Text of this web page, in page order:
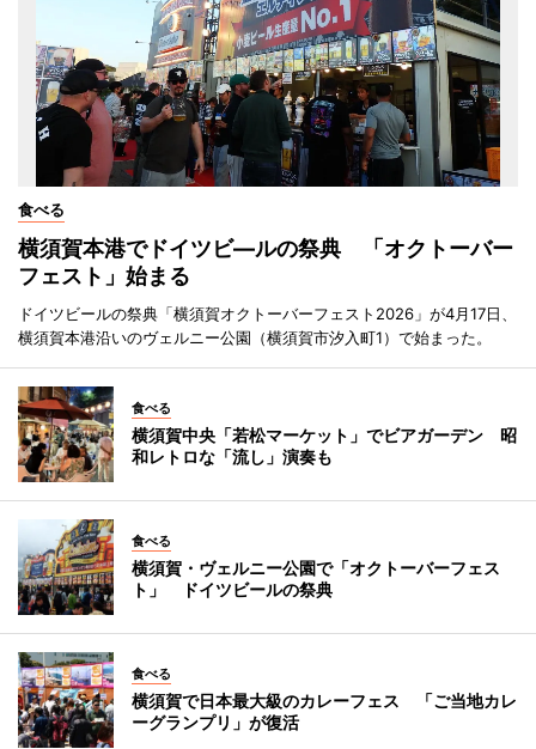
食べる
横須賀本港でドイツビ―ルの祭典 「オクトーバー
フェスト」始まる
ドイツビールの祭典「横須賀オクトーバーフェスト2026」が4月17日、
横須賀本港沿いのヴェルニー公園（横須賀市汐入町1）で始まった。
食べる
横須賀中央「若松マーケット」でビアガーデン 昭
和レトロな「流し」演奏も
食べる
横須賀・ヴェルニー公園で「オクトーバーフェス
ト」 ドイツビールの祭典
食べる
横須賀で日本最大級のカレーフェス 「ご当地カレ
ーグランプリ」が復活